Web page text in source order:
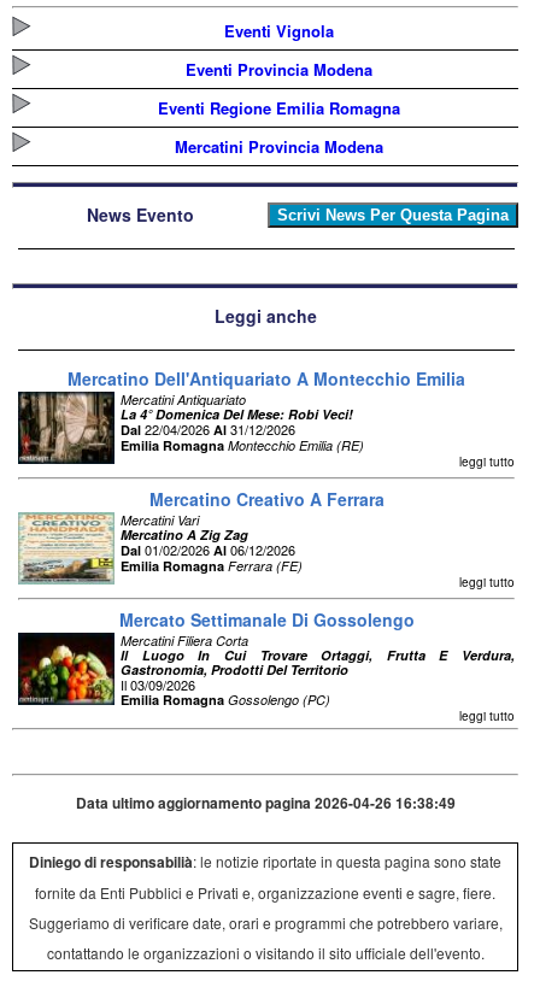
Eventi Vignola
Eventi Provincia Modena
Eventi Regione Emilia Romagna
Mercatini Provincia Modena
News Evento
Leggi anche
Mercatino Dell'Antiquariato A Montecchio Emilia
Mercatini Antiquariato
La 4° Domenica Del Mese: Robi Veci!
Dal 22/04/2026 Al 31/12/2026
Emilia Romagna Montecchio Emilia (RE)
leggi tutto
Mercatino Creativo A Ferrara
Mercatini Vari
Mercatino A Zig Zag
Dal 01/02/2026 Al 06/12/2026
Emilia Romagna Ferrara (FE)
leggi tutto
Mercato Settimanale Di Gossolengo
Mercatini Filiera Corta
Il Luogo In Cui Trovare Ortaggi, Frutta E Verdura,
Gastronomia, Prodotti Del Territorio
Il 03/09/2026
Emilia Romagna Gossolengo (PC)
leggi tutto
Data ultimo aggiornamento pagina 2026-04-26 16:38:49
Diniego di responsabilià: le notizie riportate in questa pagina sono state
fornite da Enti Pubblici e Privati e, organizzazione eventi e sagre, fiere.
Suggeriamo di verificare date, orari e programmi che potrebbero variare,
contattando le organizzazioni o visitando il sito ufficiale dell'evento.